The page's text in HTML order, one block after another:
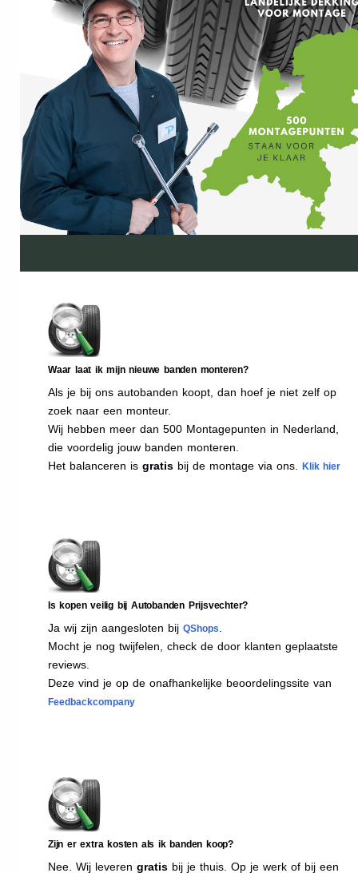
Waar laat ik mijn nieuwe banden monteren?
Als je bij ons autobanden koopt, dan hoef je niet zelf op
zoek naar een monteur.
Wij hebben meer dan 500 Montagepunten in Nederland,
die voordelig jouw banden monteren.
Het balanceren is gratis bij de montage via ons. Klik hier
Is kopen veilig bij Autobanden Prijsvechter?
Ja wij zijn aangesloten bij QShops
Mocht je nog twijfelen, check de door klanten geplaatste
reviews.
Deze vind je op de onafhankelijke beoordelingssite van
Feedbackcompany
Zijn er extra kosten als ik banden koop?
Nee. Wij leveren gratis bij je thuis. Op je werk of bij een